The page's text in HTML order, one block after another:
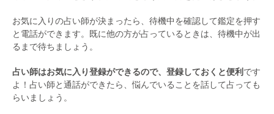
お気に入りの占い師が決まったら、待機中を確認して鑑定を押す
と電話ができます。既に他の方が占っているときは、待機中が出
るまで待ちましょう。
占い師はお気に入り登録ができるので、登録しておくと便利 です
よ！占い師と通話ができたら、悩んでいることを話して占っても
らいましょう。